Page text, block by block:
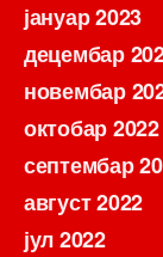
јануар 2023
децембар
новембар
октобар 2022
септембар
август 2022
јул 2022